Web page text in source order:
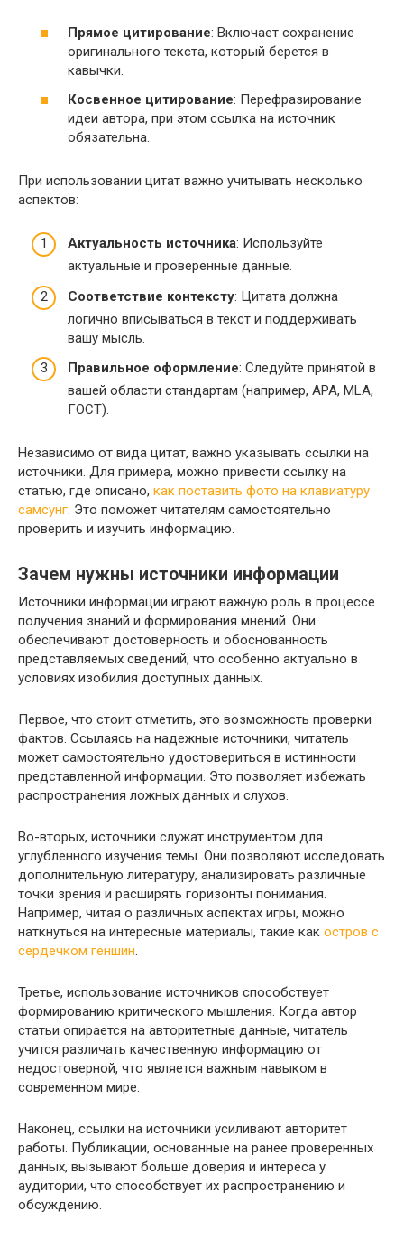
Прямое цитирование: Включает сохранение
оригинального текста, который берется в
кавычки.
Косвенное цитирование: Перефразирование
идеи автора, при этом ссылка на источник
обязательна.
При использовании цитат важно учитывать несколько
аспектов:
Актуальность источника: Используйте
актуальные и проверенные данные.
Соответствие контексту: Цитата должна
логично вписываться в текст и поддерживать
вашу мысль.
Правильное оформление: Следуйте принятой в
вашей области стандартам (например, APA, MLA,
ГОСТ).
Независимо от вида цитат, важно указывать ссылки на
источники. Для примера, можно привести ссылку на
статью, где описано, как поставить фото на клавиатуру
самсунг. Это поможет читателям самостоятельно
проверить и изучить информацию.
Зачем нужны источники информации
Источники информации играют важную роль в процессе
получения знаний и формирования мнений. Они
обеспечивают достоверность и обоснованность
представляемых сведений, что особенно актуально в
условиях изобилия доступных данных.
Первое, что стоит отметить, это возможность проверки
фактов. Ссылаясь на надежные источники, читатель
может самостоятельно удостовериться в истинности
представленной информации. Это позволяет избежать
распространения ложных данных и слухов.
Во-вторых, источники служат инструментом для
углубленного изучения темы. Они позволяют исследовать
дополнительную литературу, анализировать различные
точки зрения и расширять горизонты понимания.
Например, читая о различных аспектах игры, можно
наткнуться на интересные материалы, такие как остров с
сердечком геншин.
Третье, использование источников способствует
формированию критического мышления. Когда автор
статьи опирается на авторитетные данные, читатель
учится различать качественную информацию от
недостоверной, что является важным навыком в
современном мире.
Наконец, ссылки на источники усиливают авторитет
работы. Публикации, основанные на ранее проверенных
данных, вызывают больше доверия и интереса у
аудитории, что способствует их распространению и
обсуждению.